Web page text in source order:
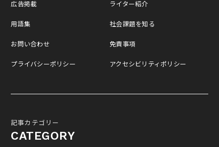
広告掲載
用語集
お問い合わせ
プライバシーポリシー
ライター紹介
社会課題を知る
免責事項
アクセシビリティポリシー
記事カテゴリー
CATEGORY